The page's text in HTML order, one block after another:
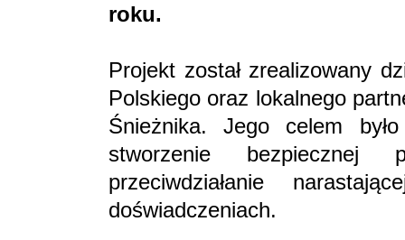
roku.
Projekt został zrealizowany
Polskiego oraz lokalnego
Śnieżnika. Jego celem
stworzenie
przeciwdziałanie
doświadczeniach.